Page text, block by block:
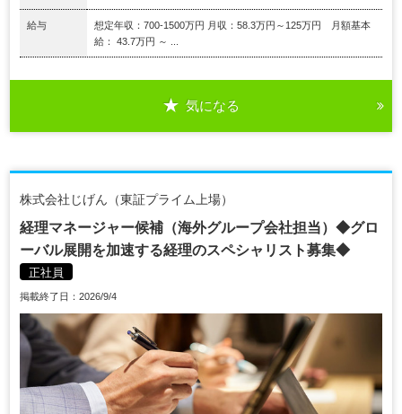
給与
想定年収：700-1500万円 月収：58.3万円～125万円 月額基本
給： 43.7万円 ～ ...
気になる
株式会社じげん（東証プライム上場）
経理マネージャー候補（海外グループ会社担当）◆グロ
ーバル展開を加速する経理のスペシャリスト募集◆
正社員
掲載終了日：2026/9/4